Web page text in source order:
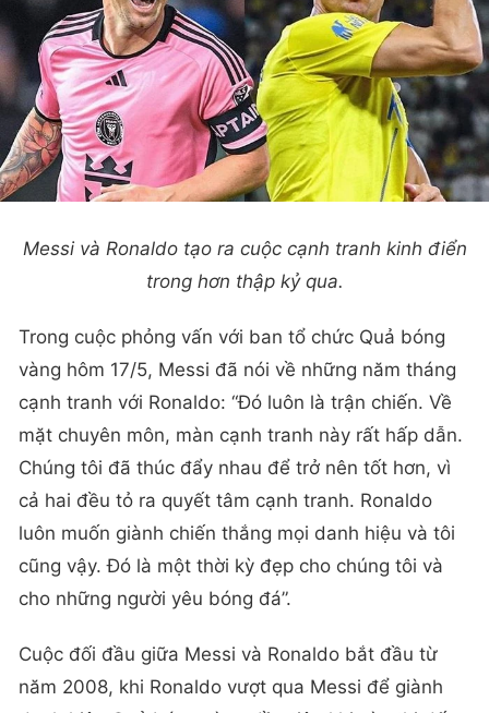
Messi và Ronaldo tạo ra cuộc cạnh tranh kinh điển
trong hơn thập kỷ qua.
Trong cuộc phỏng vấn với ban tổ chức Quả bóng
vàng hôm 17/5, Messi đã nói về những năm tháng
cạnh tranh với Ronaldo: “Đó luôn là trận chiến. Về
mặt chuyên môn, màn cạnh tranh này rất hấp dẫn.
Chúng tôi đã thúc đẩy nhau để trở nên tốt hơn, vì
cả hai đều tỏ ra quyết tâm cạnh tranh. Ronaldo
luôn muốn giành chiến thắng mọi danh hiệu và tôi
cũng vậy. Đó là một thời kỳ đẹp cho chúng tôi và
cho những người yêu bóng đá”.
Cuộc đối đầu giữa Messi và Ronaldo bắt đầu từ
năm 2008, khi Ronaldo vượt qua Messi để giành